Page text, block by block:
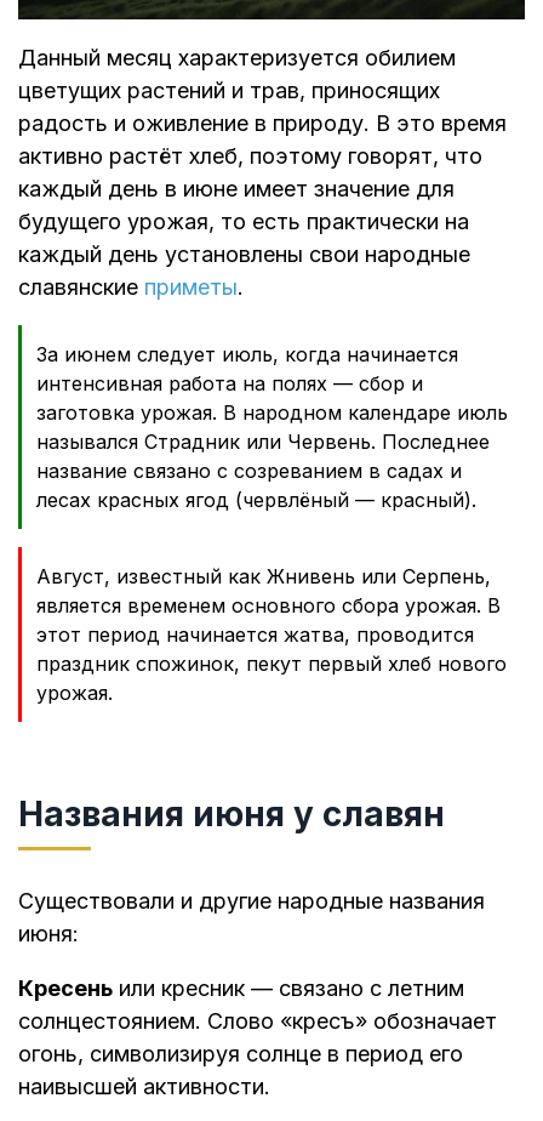
Данный месяц характеризуется обилием
цветущих растений и трав, приносящих
радость и оживление в природу. В это время
активно растёт хлеб, поэтому говорят, что
каждый день в июне имеет значение для
будущего урожая, то есть практически на
каждый день установлены свои народные
славянские приметы.
За июнем следует июль, когда начинается
интенсивная работа на полях — сбор и
заготовка урожая. В народном календаре июль
назывался Страдник или Червень. Последнее
название связано с созреванием в садах и
лесах красных ягод (червлёный — красный).
Август, известный как Жнивень или Серпень,
является временем основного сбора урожая. В
этот период начинается жатва, проводится
праздник спожинок, пекут первый хлеб нового
урожая.
Названия июня у славян
Существовали и другие народные названия
июня:
Кресень или кресник — связано с летним
солнцестоянием. Слово «кресъ» обозначает
огонь, символизируя солнце в период его
наивысшей активности.